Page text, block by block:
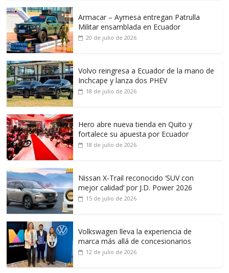
Armacar – Aymesa entregan Patrulla
Militar ensamblada en Ecuador
20 de julio de 2026
Volvo reingresa a Ecuador de la mano de
Inchcape y lanza dos PHEV
18 de julio de 2026
Hero abre nueva tienda en Quito y
fortalece su apuesta por Ecuador
18 de julio de 2026
Nissan X-Trail reconocido ‘SUV con
mejor calidad’ por J.D. Power 2026
15 de julio de 2026
Volkswagen lleva la experiencia de
marca más allá de concesionarios
12 de julio de 2026